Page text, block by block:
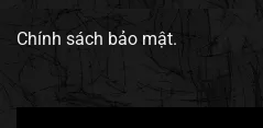
Chính sách bảo mật.